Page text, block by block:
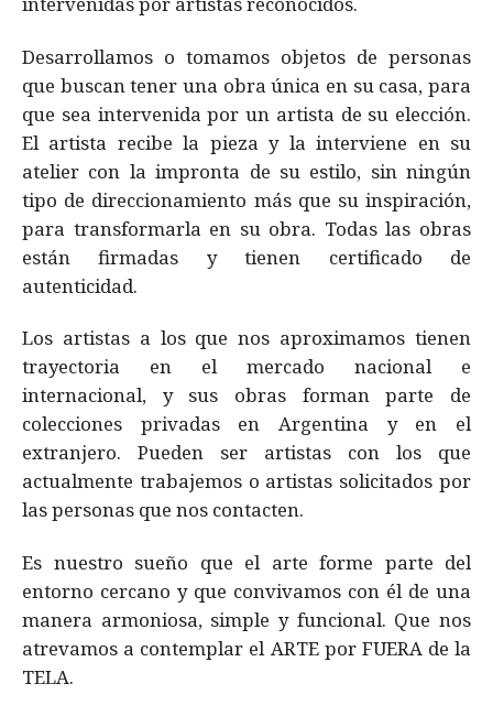
Desarrollamos o tomamos objetos de personas
que buscan tener una obra única en su casa, para
que sea intervenida por un artista de su elección.
El artista recibe la pieza y la interviene en su
atelier con la impronta de su estilo, sin ningún
tipo de direccionamiento más que su inspiración,
para transformarla en su obra. Todas las obras
están firmadas y tienen certificado de
autenticidad.
Los artistas a los que nos aproximamos tienen
trayectoria en el mercado nacional e
internacional, y sus obras forman parte de
colecciones privadas en Argentina y en el
extranjero. Pueden ser artistas con los que
actualmente trabajemos o artistas solicitados por
las personas que nos contacten.
Es nuestro sueño que el arte forme parte del
entorno cercano y que convivamos con él de una
manera armoniosa, simple y funcional. Que nos
atrevamos a contemplar el ARTE por FUERA de la
TELA.